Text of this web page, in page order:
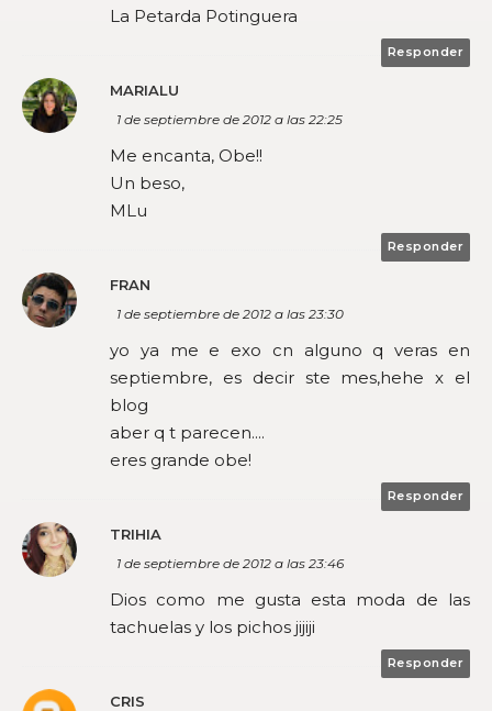
La Petarda Potinguera
Responder
MARIALU
1 de septiembre de 2012 a las 22:25
Me encanta, Obe!!
Un beso,
MLu
Responder
FRAN
1 de septiembre de 2012 a las 23:30
yo ya me e exo cn alguno q veras en
septiembre, es decir ste mes,hehe x el
blog
aber q t parecen....
eres grande obe!
Responder
TRIHIA
1 de septiembre de 2012 a las 23:46
Dios como me gusta esta moda de las
tachuelas y los pichos jijiji
Responder
CRIS